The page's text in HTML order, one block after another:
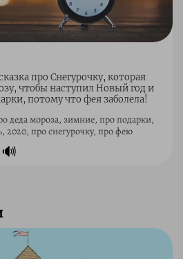
про Снегурочку, которая
чтобы наступил Новый год и
потому что фея заболела!
деда мороза, зимние, про подарки,
2020, про снегурочку, про фею
🔊